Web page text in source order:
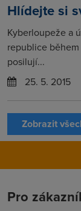
Hlídejte si
Kyberloupeže a
republice
posilují...
25. 5. 2015
Zobrazit
Pro